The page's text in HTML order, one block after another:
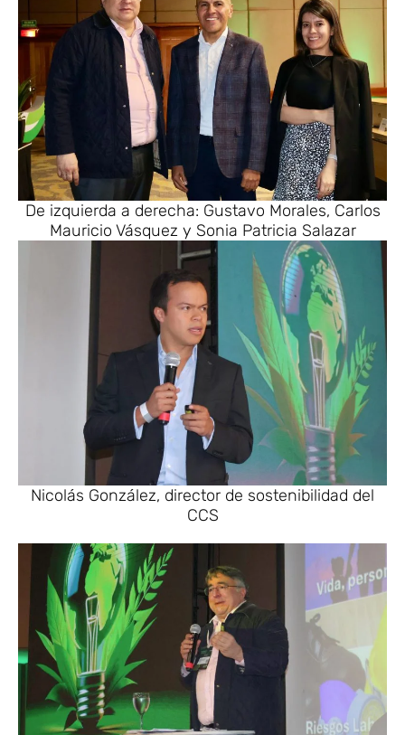
De izquierda a derecha: Gustavo Morales, Carlos
Mauricio Vásquez y Sonia Patricia Salazar
Nicolás González, director de sostenibilidad del
CCS